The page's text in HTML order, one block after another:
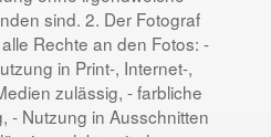
sind. 2. Der Fotograf
Rechte an den Fotos: -
in Print-, Internet-,
zulässig, - farbliche
- Nutzung in Ausschnitten